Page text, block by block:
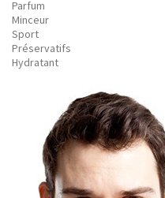
Parfum
Minceur
Sport
Préservatifs
Hydratant